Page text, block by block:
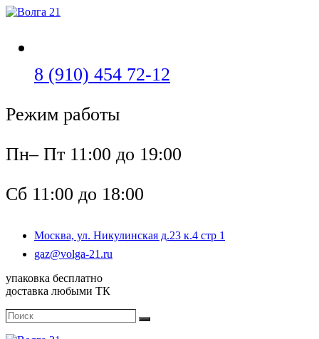
Перейти
8 (910) 454 72-12
Режим работы
Пн– Пт 11:00 до 19:00
Сб 11:00 до 18:00
Москва, ул. Никулинская д.23 к.4 стр 1
gaz@volga-21.ru
упаковка бесплатно
доставка любыми ТК
Поиск
Поиск